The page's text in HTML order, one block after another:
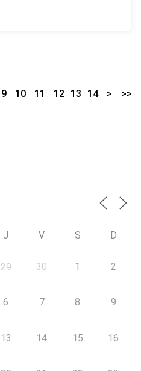
9 10 11 12 13 14 > >>
J V S D
29 30 1 2
6 7 8 9
13 14 15 16